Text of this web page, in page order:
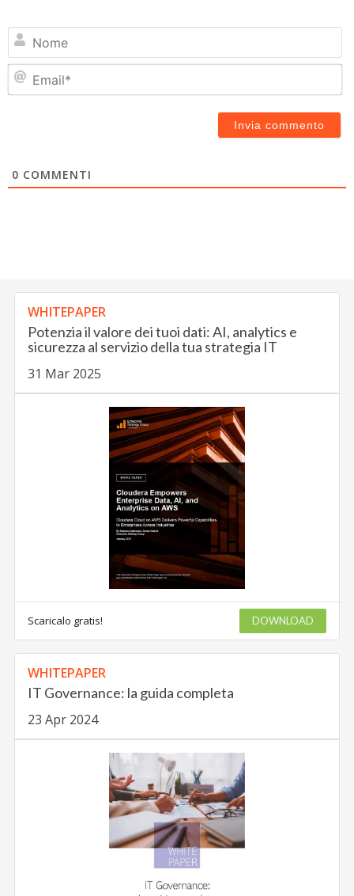
0 COMMENTI
WHITEPAPER
Potenzia il valore dei tuoi dati: AI, analytics e
sicurezza al servizio della tua strategia IT
31 Mar 2025
Scaricalo gratis! DOWNLOAD
WHITEPAPER
IT Governance: la guida completa
23 Apr 2024